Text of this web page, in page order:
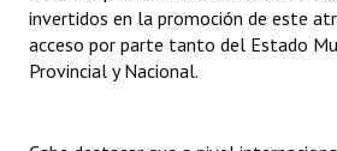
invertidos en la promoción de este
acceso por parte tanto del Estado
Provincial y Nacional.